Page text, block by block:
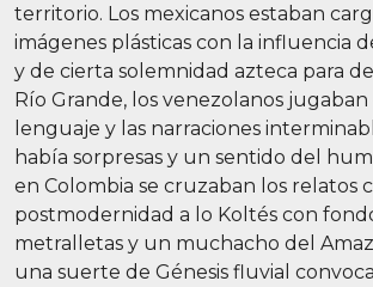
territorio. Los mexicanos estaban
imágenes plásticas con la influencia
y de cierta solemnidad azteca para
Río Grande, los venezolanos jugaban
lenguaje y las narraciones
había sorpresas y un sentido del
en Colombia se cruzaban los relatos
postmodernidad a lo Koltés con
metralletas y un muchacho del
una suerte de Génesis fluvial